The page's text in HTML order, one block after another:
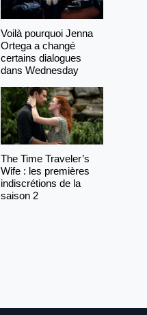
Voilà pourquoi Jenna
Ortega a changé
certains dialogues
dans Wednesday
The Time Traveler’s
Wife : les premières
indiscrétions de la
saison 2